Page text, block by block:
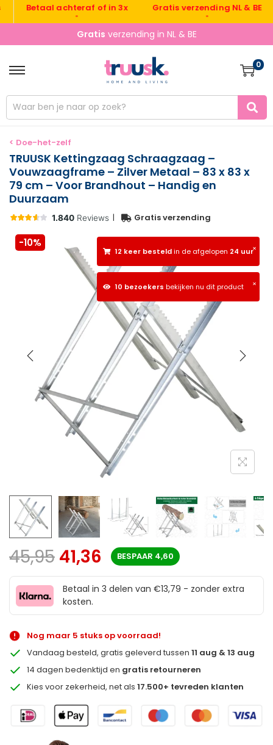
Betaal achteraf of in 3x Gratis verzending NL & BE
Gratis verzending in NL & BE
0
< Doe-het-zelf
TRUUSK Kettingzaag Schraagzaag –
Vouwzaagframe – Zilver Metaal – 83 x 83 x
79 cm – Voor Brandhout – Handig en
Duurzaam
| Gratis verzending
×
12 keer besteldin de afgelopen 24 uur
×
10 bezoekers bekijken nu dit product
-10%
45,95 41,36 BESPAAR 4,60
Betaal in 3 delen van €13,79 - zonder extra
kosten.
Nog maar 5 stuks op voorraad!
Vandaag besteld, gratis geleverd tussen11 aug & 13 aug
14 dagen bedenktijd en gratis retourneren
Kies voor zekerheid, net als17.500+ tevreden klanten